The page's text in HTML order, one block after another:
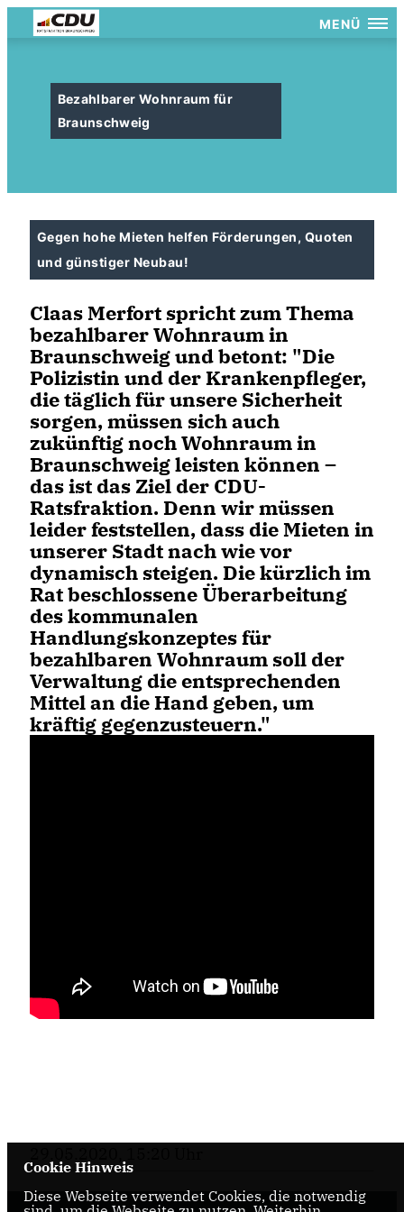
MENÜ
Bezahlbarer Wohnraum für
Braunschweig
Gegen hohe Mieten helfen Förderungen, Quoten
und günstiger Neubau!
Claas Merfort spricht zum Thema
bezahlbarer Wohnraum in
Braunschweig und betont: "Die
Polizistin und der Krankenpfleger,
die täglich für unsere Sicherheit
sorgen, müssen sich auch
zukünftig noch Wohnraum in
Braunschweig leisten können –
das ist das Ziel der CDU-
Ratsfraktion. Denn wir müssen
leider feststellen, dass die Mieten in
unserer Stadt nach wie vor
dynamisch steigen. Die kürzlich im
Rat beschlossene Überarbeitung
des kommunalen
Handlungskonzeptes für
bezahlbaren Wohnraum soll der
Verwaltung die entsprechenden
Mittel an die Hand geben, um
kräftig gegenzusteuern."
Cookie Hinweis
Diese Webseite verwendet Cookies, die notwendig